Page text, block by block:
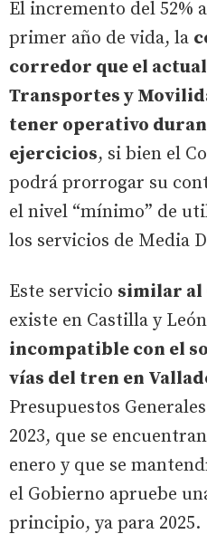
El incremento del 52%
primer año de vida, la
corredor que el
Transportes y
tener operativo
ejercicios, si bien el
podrá prorrogar su
el nivel “mínimo” de
los servicios de Media
Este servicio similar al
existe en Castilla y
incompatible con el
vías del tren en
Presupuestos
2023, que se
enero y que se
el Gobierno apruebe
principio, ya para 2025.